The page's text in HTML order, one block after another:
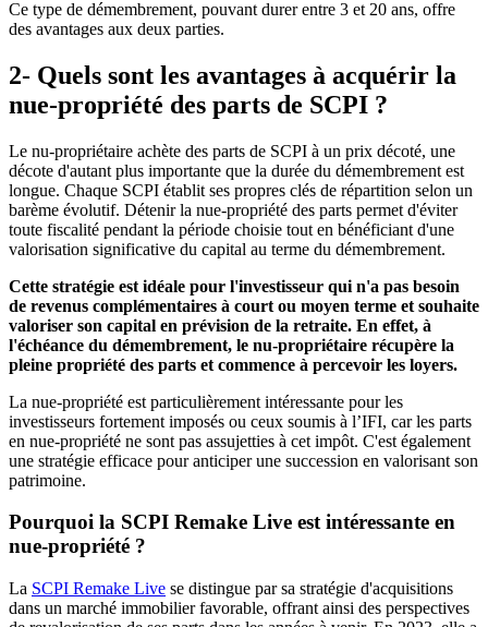
Ce type de démembrement, pouvant durer entre 3 et 20 ans, offre
des avantages aux deux parties.
2- Quels sont les avantages à acquérir la
nue-propriété des parts de SCPI ?
Le nu-propriétaire achète des parts de SCPI à un prix décoté, une
décote d'autant plus importante que la durée du démembrement est
longue. Chaque SCPI établit ses propres clés de répartition selon un
barème évolutif. Détenir la nue-propriété des parts permet d'éviter
toute fiscalité pendant la période choisie tout en bénéficiant d'une
valorisation significative du capital au terme du démembrement.
Cette stratégie est idéale pour l'investisseur qui n'a pas besoin
de revenus complémentaires à court ou moyen terme et souhaite
valoriser son capital en prévision de la retraite. En effet, à
l'échéance du démembrement, le nu-propriétaire récupère la
pleine propriété des parts et commence à percevoir les loyers.
La nue-propriété est particulièrement intéressante pour les
investisseurs fortement imposés ou ceux soumis à l’IFI, car les parts
en nue-propriété ne sont pas assujetties à cet impôt. C'est également
une stratégie efficace pour anticiper une succession en valorisant son
patrimoine.
Pourquoi la SCPI Remake Live est intéressante en
nue-propriété ?
La SCPI Remake Live se distingue par sa stratégie d'acquisitions
dans un marché immobilier favorable, offrant ainsi des perspectives